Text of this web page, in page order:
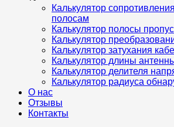
Калькулятор
полосам
Калькулятор полосы
Калькулятор
Калькулятор затухания
Калькулятор длины
Калькулятор делителя
Калькулятор радиуса
О нас
Отзывы
Контакты